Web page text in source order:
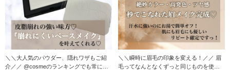
＼＼大人気のパウダー、隠れワザもご紹
介／／ @cosmeのランキングでも常に上
＼＼瞬時に眉毛の印象を変える！／／ 眉
毛ってなんとなくずっと同じものを使っ